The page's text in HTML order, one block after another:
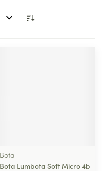
Bota
Bota Lumbota Soft Micro 4b